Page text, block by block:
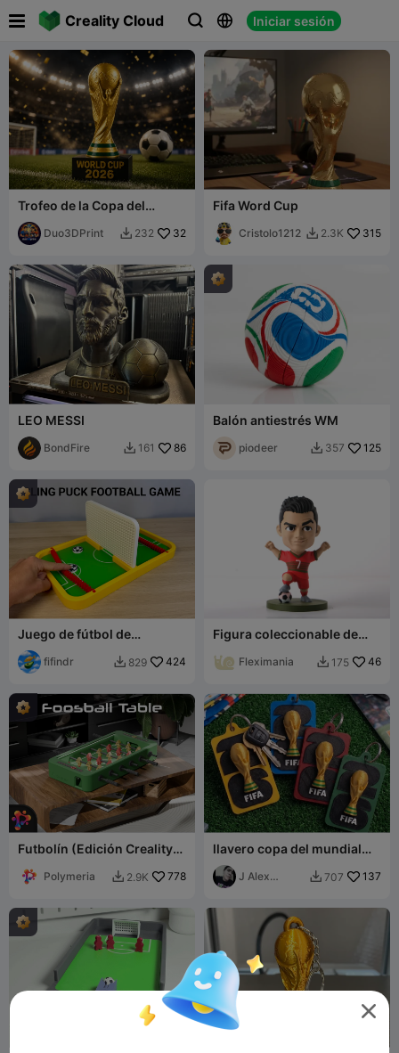
Creality Cloud   Iniciar sesión
 
Trofeo de la Copa del
Mundo 2026 - Copa de
Campeón de Fútbol
Duo3DPrint  232 32
Fifa Word Cup
Cristolo1212  2.3K 315
LEO MESSI
BondFire  161 86
Balón antiestrés WM
piodeer  357 125
Juego de fútbol de
lanzamiento de disco
fifindr  829 424
Figura coleccionable de
Fleximania  175 46
Futbolín (Edición Creality)
Polymeria  2.9K 778
llavero copa del mundial
2026
J Alex
 707 137
